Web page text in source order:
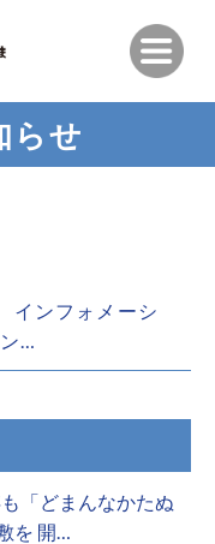
らせ
インフォメーシ
…
「どまんなかたぬ
を 開…